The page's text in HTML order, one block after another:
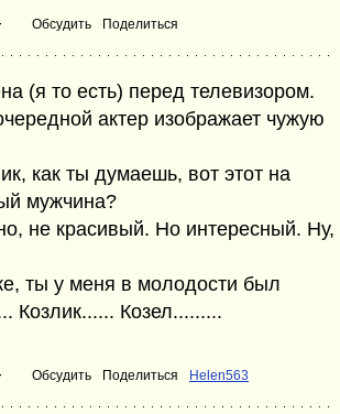
Обсудить Поделиться
(я то есть) перед телевизором.
актер изображает чужую
как ты думаешь, вот этот на
мужчина?
не красивый. Но интересный. Ну,
ты у меня в молодости был
Козлик...... Козел.........
Обсудить Поделиться Helen563